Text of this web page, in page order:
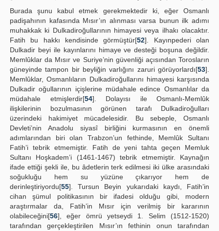
Burada şunu kabul etmek gerekmektedir ki, eğer Osmanlı
padişahının kafasında Mısır’ın alınması varsa bunun ilk adımı
muhakkak ki Dulkadiroğullarının himayesi veya ilhakı olacaktır.
Fatih bu hakkı kendisinde görmüştür[52]. Kayınpederi olan
Dulkadir beyi ile kayınlarını himaye ve desteği boşuna değildir.
Memlûklar da Mısır ve Suriye’nin güvenliği açısından Torosların
güneyinde tampon bir beyliğin varlığını zaruri görüyorlardı[53].
Memlûklar, Osmanlıların Dulkadiroğullarını himayesi karşısında
Dulkadir oğullarının içişlerine müdahale edince Osmanlılar da
müdahale etmişlerdir[54]. Dolayısı ile Osmanlı-Memlûk
ilişkilerinin bozulmasının görünen tarafı Dulkadiroğulları
üzerindeki hakimiyet mücadelesidir. Bu sebeple, Osmanlı
Devleti’nin Anadolu siyasî birliğini kurmasının en önemli
adımlarından biri olan Trabzon’un fethinde, Memlûk Sultanı
Fatih’i tebrik etmemiştir. Fatih de yeni tahta geçen Memluk
Sultanı Hoşkadem’i (1461-1467) tebrik etmemiştir. Kaynağın
ifade ettiği şekli ile, bu âdetlerin terk edilmesi iki ülke arasındaki
soğukluğu hem su yüzüne çıkarıyor hem de
derinleştiriyordu[55]. Tursun Beyin yukarıdaki kaydı, Fatih’in
cihan şümul politikasının bir ifadesi olduğu gibi, modern
araştırmalar da, Fatih’in Mısır için verilmiş bir kararının
olabileceğini[56], eğer ömrü yetseydi 1. Selim (1512-1520)
tarafından gerçekleştirilen Mısır’ın fethinin onun tarafından